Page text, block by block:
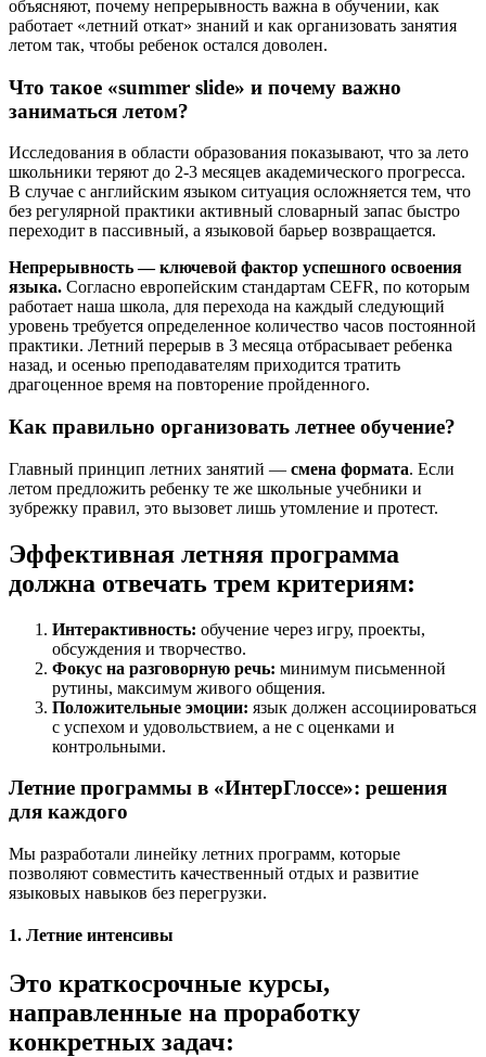
объясняют, почему непрерывность важна в обучении, как
работает «летний откат» знаний и как организовать занятия
летом так, чтобы ребенок остался доволен.
Что такое «summer slide» и почему важно
заниматься летом?
Исследования в области образования показывают, что за лето
школьники теряют до 2-3 месяцев академического прогресса.
В случае с английским языком ситуация осложняется тем, что
без регулярной практики активный словарный запас быстро
переходит в пассивный, а языковой барьер возвращается.
Непрерывность — ключевой фактор успешного освоения
языка. Согласно европейским стандартам CEFR, по которым
работает наша школа, для перехода на каждый следующий
уровень требуется определенное количество часов постоянной
практики. Летний перерыв в 3 месяца отбрасывает ребенка
назад, и осенью преподавателям приходится тратить
драгоценное время на повторение пройденного.
Как правильно организовать летнее обучение?
Главный принцип летних занятий — смена формата. Если
летом предложить ребенку те же школьные учебники и
зубрежку правил, это вызовет лишь утомление и протест.
Эффективная летняя программа
должна отвечать трем критериям:
Интерактивность: обучение через игру, проекты,
обсуждения и творчество.
Фокус на разговорную речь: минимум письменной
рутины, максимум живого общения.
Положительные эмоции: язык должен ассоциироваться
с успехом и удовольствием, а не с оценками и
контрольными.
Летние программы в «ИнтерГлоссе»: решения
для каждого
Мы разработали линейку летних программ, которые
позволяют совместить качественный отдых и развитие
языковых навыков без перегрузки.
1. Летние интенсивы
Это краткосрочные курсы,
направленные на проработку
конкретных задач: